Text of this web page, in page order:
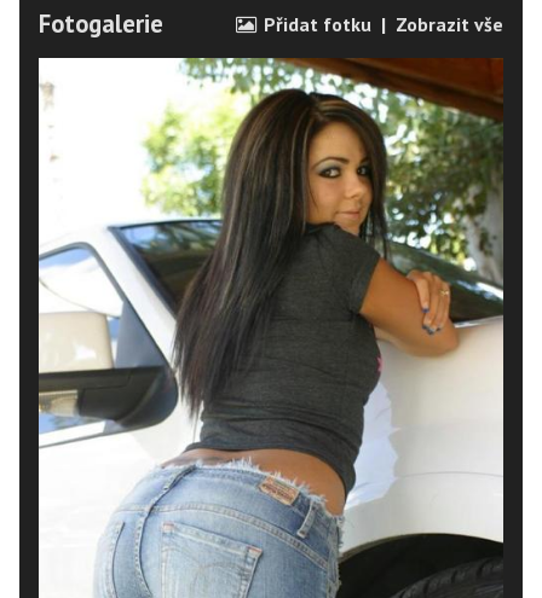
Fotogalerie Přidat fotku | Zobrazit vše